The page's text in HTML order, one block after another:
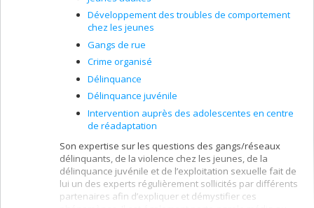
Développement des troubles de comportement
chez les jeunes
Gangs de rue
Crime organisé
Délinquance
Délinquance juvénile
Intervention auprès des adolescentes en centre
de réadaptation
Son expertise sur les questions des gangs/réseaux
délinquants, de la violence chez les jeunes, de la
délinquance juvénile et de l’exploitation sexuelle fait de
lui un des experts régulièrement sollicités par différents
partenaires afin d’expliquer et démystifier ces